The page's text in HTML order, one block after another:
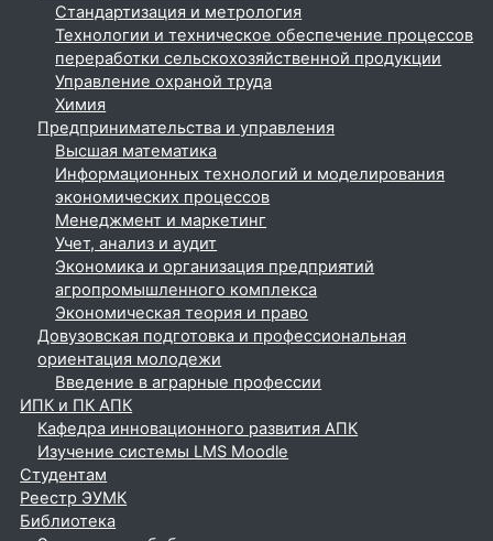
Стандартизация и метрология
Технологии и техническое обеспечение процессов
переработки сельскохозяйственной продукции
Управление охраной труда
Химия
Предпринимательства и управления
Высшая математика
Информационных технологий и моделирования
экономических процессов
Менеджмент и маркетинг
Учет, анализ и аудит
Экономика и организация предприятий
агропромышленного комплекса
Экономическая теория и право
Довузовская подготовка и профессиональная
ориентация молодежи
Введение в аграрные профессии
ИПК и ПК АПК
Кафедра инновационного развития АПК
Изучение системы LMS Moodle
Студентам
Реестр ЭУМК
Библиотека